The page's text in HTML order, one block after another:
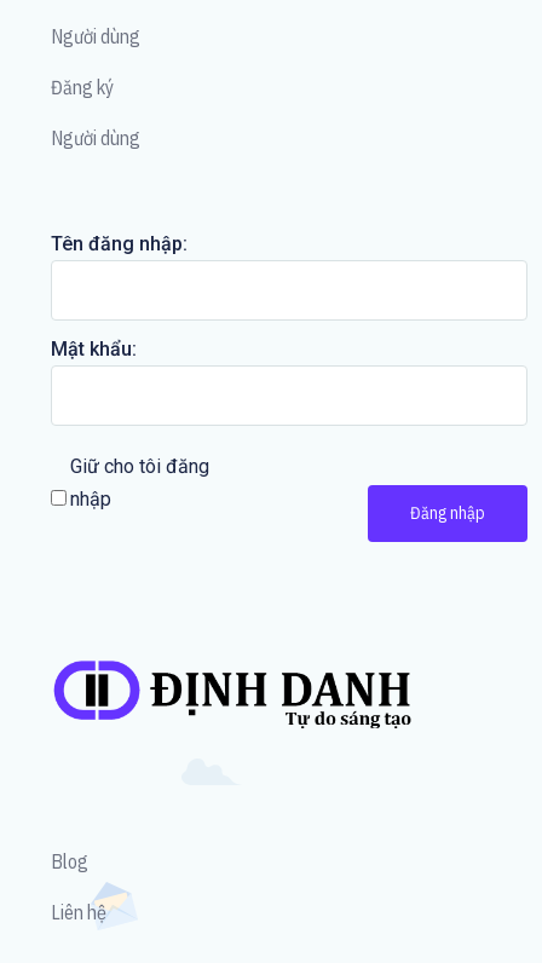
Người dùng
Đăng ký
Người dùng
Tên đăng nhập:
Mật khẩu:
Giữ cho tôi đăng
nhập
Đăng nhập
Blog
Liên hệ